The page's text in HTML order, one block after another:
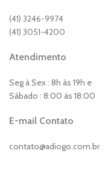
(41) 3246-9974
(41) 3051-4200
Atendimento
Seg à Sex : 8h às 19h e
Sábado : 8:00 ás 18:00
E-mail Contato
contato@adiogo.com.br